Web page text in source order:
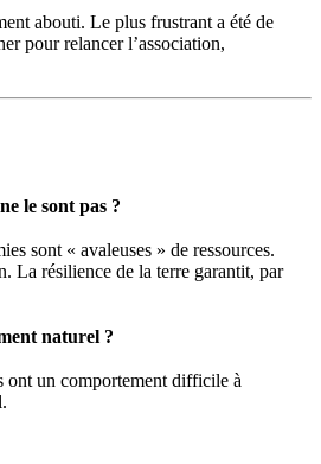
abouti. Le plus frustrant a été de
pour relancer l’association,
le sont pas ?
sont « avaleuses » de ressources.
La résilience de la terre garantit, par
naturel ?
ont un comportement difficile à